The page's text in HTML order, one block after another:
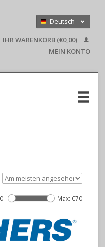
Deutsch
English
IHR WARENKORB (€0,00)
MEIN KONTO
0 Max: €70